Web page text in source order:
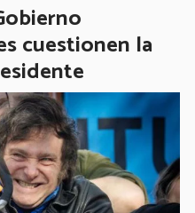
cuestionen la